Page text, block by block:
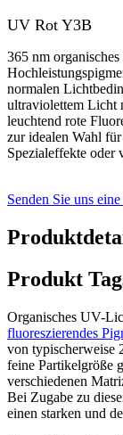
UV Rot Y3B
365 nm
normalen
ultraviolettem Licht
leuchtend rote
zur idealen Wahl
Spezialeffekte oder
Senden Sie uns
Produkt
Organisches UV-
fluoreszierendes
von typischerweise
feine Partikelgröße
verschiedenen
Bei Zugabe zu
einen starken und